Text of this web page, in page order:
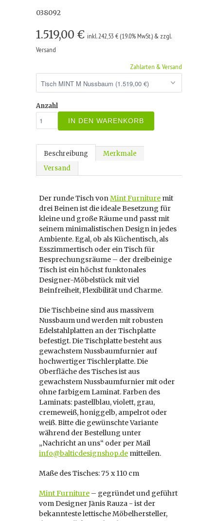
038092
1.519,00 € inkl. 242,53 € (19.0% MwSt.) & zzgl.
Versand
Zahlarten & Versand
Anzahl
IN DEN WARENKORB
Beschreibung
Merkmale
Versand
Der runde Tisch vonMint Furniture mit
drei Beinen ist die ideale Besetzung für
kleine und große Räume und passt mit
seinem minimalistischen Design in jedes
Ambiente. Egal, ob als Küchentisch, als
Esszimmertisch oder ein Tisch für
Besprechungsräume – der dreibeinige
Tisch ist ein höchst funktonales
Designer-Möbelstück mit viel
Beinfreiheit, Flexibilität und Charme.
Die Tischbeine sind aus massivem
Nussbaum und werden mit robusten
Edelstahlplatten an der Tischplatte
befestigt. Die Tischplatte besteht aus
gewachstem Nussbaumfurnier auf
hochwertiger Tischlerplatte. Die
Oberfläche des Tisches ist aus
gewachstem Nussbaumfurnier mit oder
ohne farbigem Laminat. Farben des
Laminats: pastellblau, violett, grau,
cremeweiß, honiggelb, ampelrot oder
weiß. Bitte die gewünschte Variante
während der Bestellung unter
„Nachricht an uns“ oder per Mail
info@balticdesignshop.de mitteilen.
Maße des Tisches: 75 x 110 cm
Mint Furniture – gegründet und geführt
vom Designer Jānis Rauza - ist der
bekannteste lettische Möbelhersteller,